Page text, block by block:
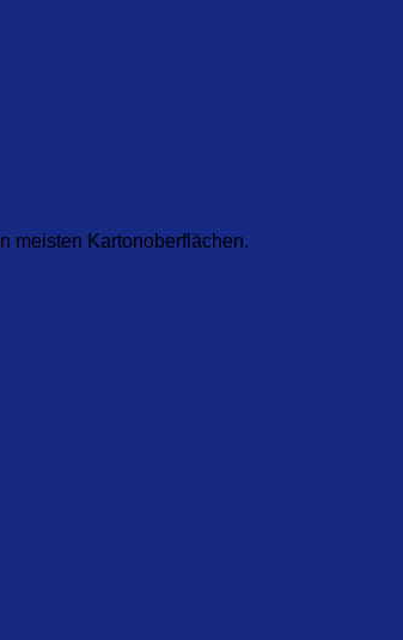
meisten Kartonoberflächen.